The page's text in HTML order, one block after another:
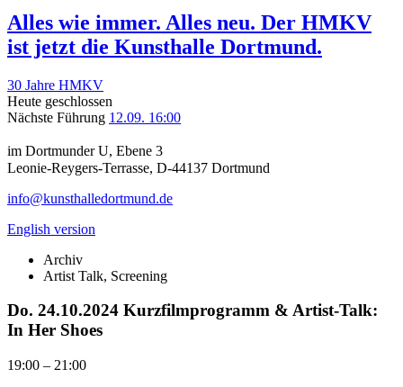
Alles wie immer. Alles neu. Der HMKV
ist jetzt die Kunsthalle Dortmund.
30 Jahre HMKV
Heute geschlossen
Nächste Führung 12.09. 16:00
im Dortmunder U, Ebene 3
Leonie-Reygers-Terrasse, D-44137 Dortmund
info@kunsthalledortmund.de
English version
Archiv
Artist Talk, Screening
Do. 24.10.2024 Kurzfilmprogramm & Artist-Talk:
In Her Shoes
19:00 – 21:00